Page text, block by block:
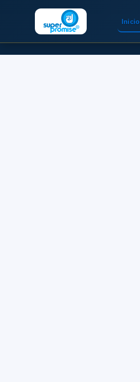
Inicio